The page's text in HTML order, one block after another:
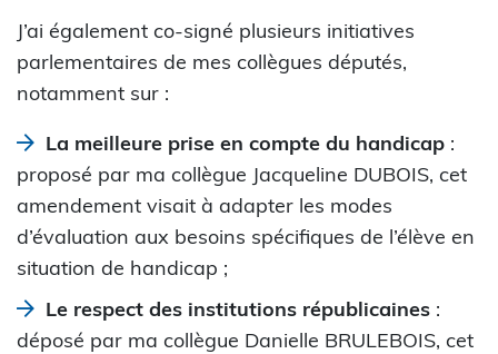
J’ai également co-signé plusieurs initiatives
parlementaires de mes collègues députés,
notamment sur :
La meilleure prise en compte du handicap :
proposé par ma collègue Jacqueline DUBOIS, cet
amendement visait à adapter les modes
d’évaluation aux besoins spécifiques de l’élève en
situation de handicap ;
Le respect des institutions républicaines :
déposé par ma collègue Danielle BRULEBOIS, cet